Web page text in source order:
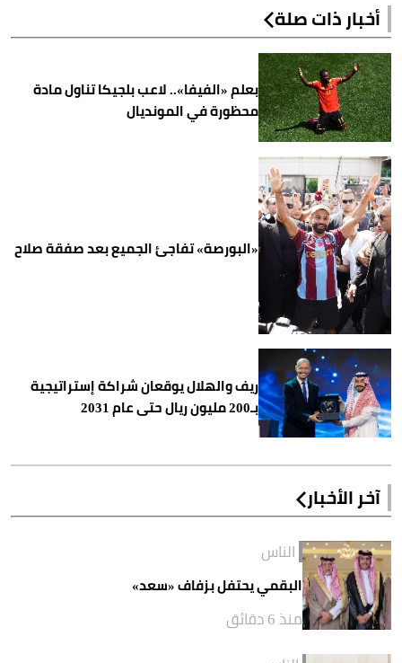
أخبار ذات صلة
بعلم «الفيفا».. لاعب بلجيكا تناول مادة
محظورة في المونديال
«البورصة» تفاجئ الجميع بعد صفقة صلاح
ريف والهلال يوقعان شراكة إستراتيجية
بـ200 مليون ريال حتى عام 2031
آخر الأخبار
الناس
البقمي يحتفل بزفاف «سعد»
منذ 6 دقائق